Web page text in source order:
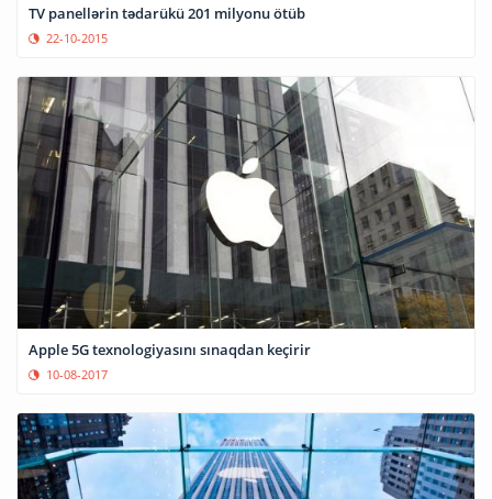
TV panellərin tədarükü 201 milyonu ötüb
22-10-2015
Apple 5G texnologiyasını sınaqdan keçirir
10-08-2017